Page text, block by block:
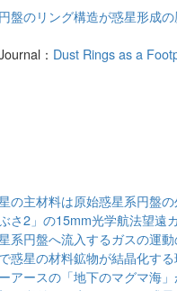
盤のリング構造が惑星形成
： Dust Rings as a
の主材料は原始惑星系円盤
ぶさ2」の15mm光学航法望遠
系円盤へ流入するガスの運
惑星の材料鉱物が結晶化す
アースの「地下のマグマ海